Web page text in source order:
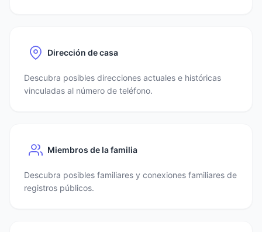
Dirección de casa
Descubra posibles direcciones actuales e históricas
vinculadas al número de teléfono.
Miembros de la familia
Descubra posibles familiares y conexiones familiares de
registros públicos.